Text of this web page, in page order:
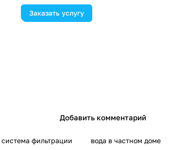
нитратов и подбору оборудования под
фактическую нагрузку и задачи объекта.
Заказать услугу
Добавить комментарий
система фильтрации вода в частном доме